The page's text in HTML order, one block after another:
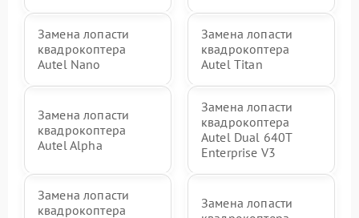
Замена лопасти
квадрокоптера
Autel Nano
Замена лопасти
квадрокоптера
Autel Titan
Замена лопасти
квадрокоптера
Autel Alpha
Замена лопасти
квадрокоптера
Autel Dual 640T
Enterprise V3
Замена лопасти
квадрокоптера
Замена лопасти